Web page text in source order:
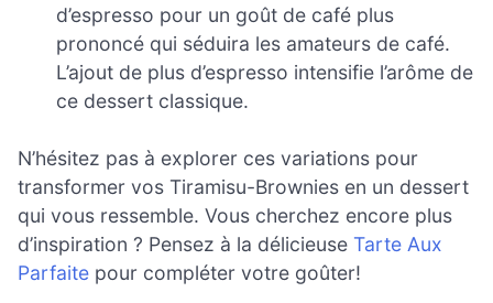
d’espresso pour un goût de café plus
prononcé qui séduira les amateurs de café.
L’ajout de plus d’espresso intensifie l’arôme de
ce dessert classique.
N’hésitez pas à explorer ces variations pour
transformer vos Tiramisu-Brownies en un dessert
qui vous ressemble. Vous cherchez encore plus
d’inspiration ? Pensez à la délicieuse Tarte Aux
Parfaite pour compléter votre goûter!